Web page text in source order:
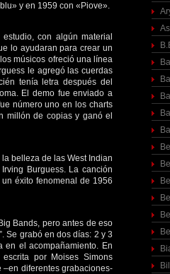
y en 1959 con «Piove».
con algún material
lo ayudaran para crear un
músicos ofreció una línea
le agregó las cuerdas
tenía letra después del
El demo fue enviado a
número uno en los charts
millón de copias y ganó el
belleza de las West Indian
Burguess. La canción
éxito fenomenal de 1956
Bands, pero antes de eso
Se grabó en dos días: 2 y 3
en el acompañamiento. En
por Moises Simons
–en diferentes grabaciones-